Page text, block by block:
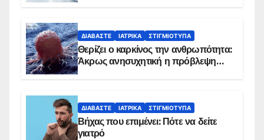
ΔΙΑΒΆΣΤΕ ΙΑΤΡΙΚΆ ΣΤΙΓΜΙΌΤΥΠΑ
Θερίζει ο καρκίνος την ανθρωπότητα:
Άκρως ανησυχητική η πρόβλεψη…
ΔΙΑΒΆΣΤΕ ΙΑΤΡΙΚΆ ΣΤΙΓΜΙΌΤΥΠΑ
Βήχας που επιμένει: Πότε να δείτε
γιατρό